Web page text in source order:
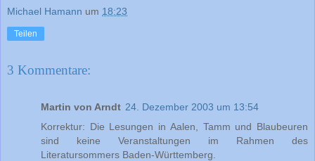
Michael Hamann um 18:23
Teilen
3 Kommentare:
Martin von Arndt 24. Dezember 2003 um 13:54
Korrektur: Die Lesungen in Aalen, Tamm und Blaubeuren
sind keine Veranstaltungen im Rahmen des
Literatursommers Baden-Württemberg.